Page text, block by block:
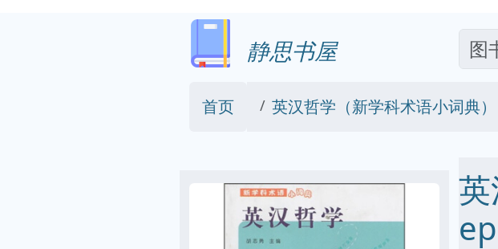
静思书屋
首页 英汉哲学（新学科术语小词典）